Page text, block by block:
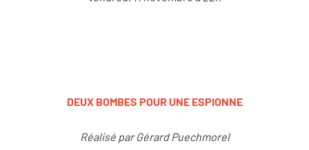
DEUX BOMBES POUR UNE ESPIONNE
Réalisé par Gérard Puechmorel